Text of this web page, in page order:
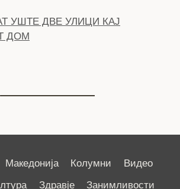
ВО ЦЕНТАРОТ НА ГРАДОТ
Македонија Колумни
Видео
Здравје
Занимливости